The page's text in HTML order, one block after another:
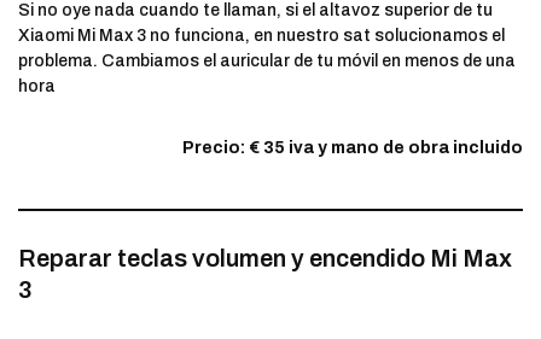
Si no oye nada cuando te llaman, si el altavoz superior de tu
Xiaomi Mi Max 3 no funciona, en nuestro sat solucionamos el
problema. Cambiamos el auricular de tu móvil en menos de una
hora
Precio: € 35 iva y mano de obra incluido
Reparar teclas volumen y encendido Mi Max
3